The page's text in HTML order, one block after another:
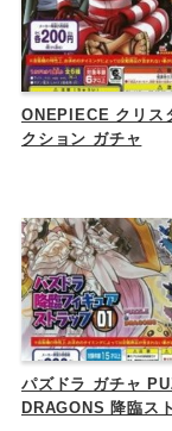
ONEPIECE クリス
クション ガチャ
パズドラ ガチャ
DRAGONS 降臨ス